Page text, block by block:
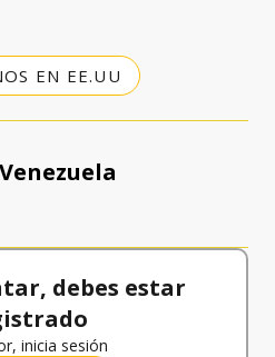
EN EE.UU
debes estar
inicia sesión